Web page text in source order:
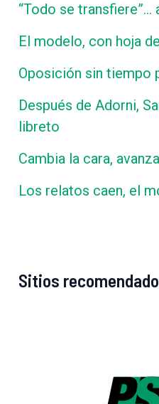
“Todo se
El modelo, con hoja
Oposición sin tiempo
Después de Adorni,
libreto
Cambia la cara,
Los relatos caen, el
Sitios